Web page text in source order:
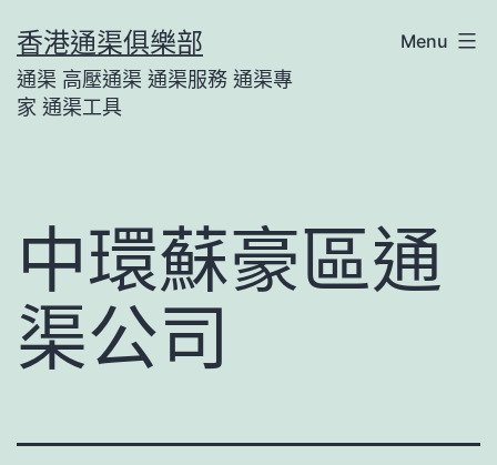
to
content
香港通渠俱樂部
通渠 高壓通渠 通渠服務 通渠專
家 通渠工具
Menu
中環蘇豪區通
渠公司